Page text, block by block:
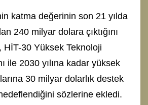
katma değerinin son 21 yılda
240 milyar dolara çıktığını
HİT-30 Yüksek Teknoloji
ile 2030 yılına kadar yüksek
30 milyar dolarlık destek
sözlerine ekledi.